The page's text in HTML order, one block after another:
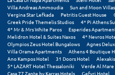
Ξ
Ξυλόκαστρο
Ο
Villa Andreas Ammoudia
Sun and Moon Villas
Vergina Star Lefkada
Petritis Guest House
Greek Pride Themelis Studios
4* Pi Athens
4* Mr & Mrs White Paros
Esperides
Melidron Hotel & Suites Naxos
4* Nevros
Olympios Zeus Hotel Bungalows
Agnes
Villa Orama Apartments
Athens 4 Boutique
Ano Kampos Hotel
31 Doors Hotel
5* LAZART Hotel Thessaloniki
Verde Al Mare
Casa 77 Zante by Karras Hotels
Gefyri Hotel